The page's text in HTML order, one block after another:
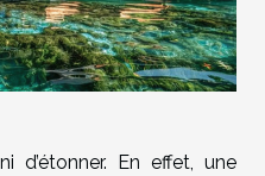
d’étonner. En effet, une